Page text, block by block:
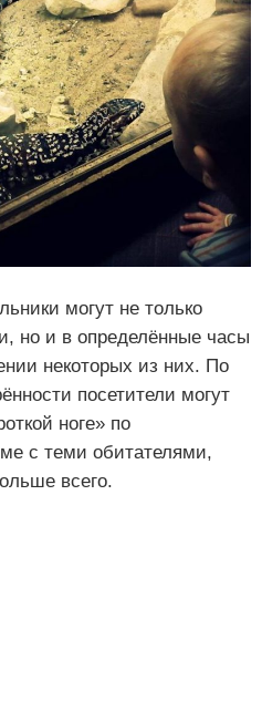
могут не только
но и в определённые часы
некоторых из них. По
посетители могут
ноге» по
с теми обитателями,
всего.